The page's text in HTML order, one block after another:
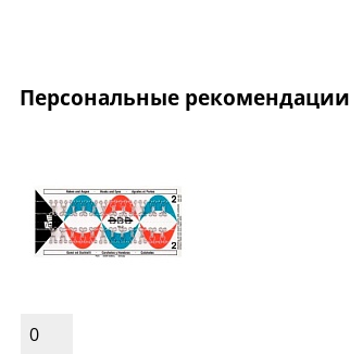
Персональные рекомендации
0